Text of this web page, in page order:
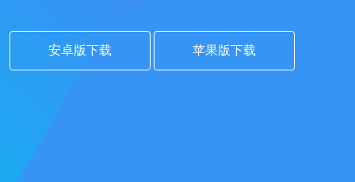
安卓版下载 苹果版下载